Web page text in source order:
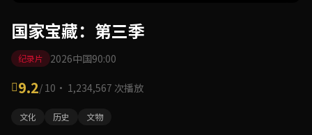
国家宝藏：第三季
纪录片 2026中国90:00
9.2/ 10 · 1,234,567 次播放
文化 历史 文物